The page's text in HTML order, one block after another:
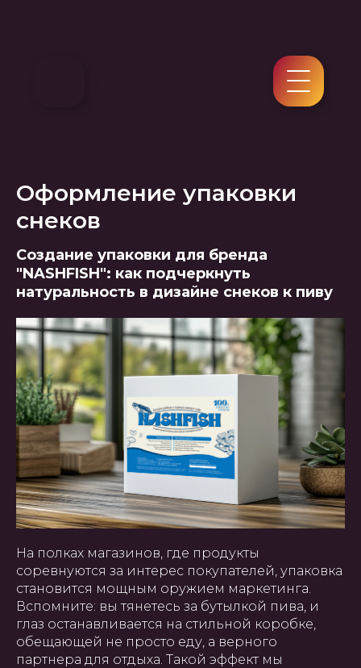
Оформление упаковки
снеков
Создание упаковки для бренда
"NASHFISH": как подчеркнуть
натуральность в дизайне снеков к пиву
На полках магазинов, где продукты
соревнуются за интерес покупателей, упаковка
становится мощным оружием маркетинга.
Вспомните: вы тянетесь за бутылкой пива, и
глаз останавливается на стильной коробке,
обещающей не просто еду, а верного
партнера для отдыха. Такой эффект мы